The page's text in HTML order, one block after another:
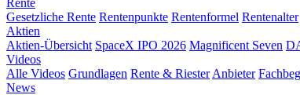
Rente
Gesetzliche Rente Rentenpunkte Rentenformel Rentenalter
Aktien
Aktien-Übersicht SpaceX IPO 2026 Magnificent Seven
Videos
Alle Videos Grundlagen Rente & Riester Anbieter
News